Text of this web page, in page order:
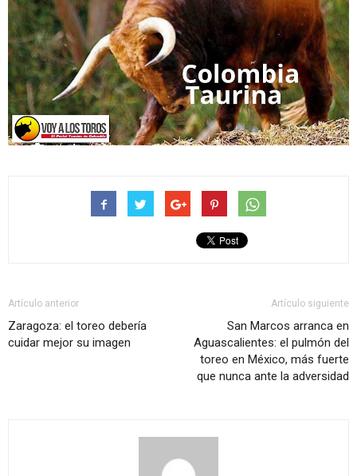
Artículo anterior
Zaragoza: el toreo debería
cuidar mejor su imagen
Artículo siguiente
San Marcos arranca en
Aguascalientes: el pulmón del
toreo en México, más fuerte
que nunca ante la adversidad